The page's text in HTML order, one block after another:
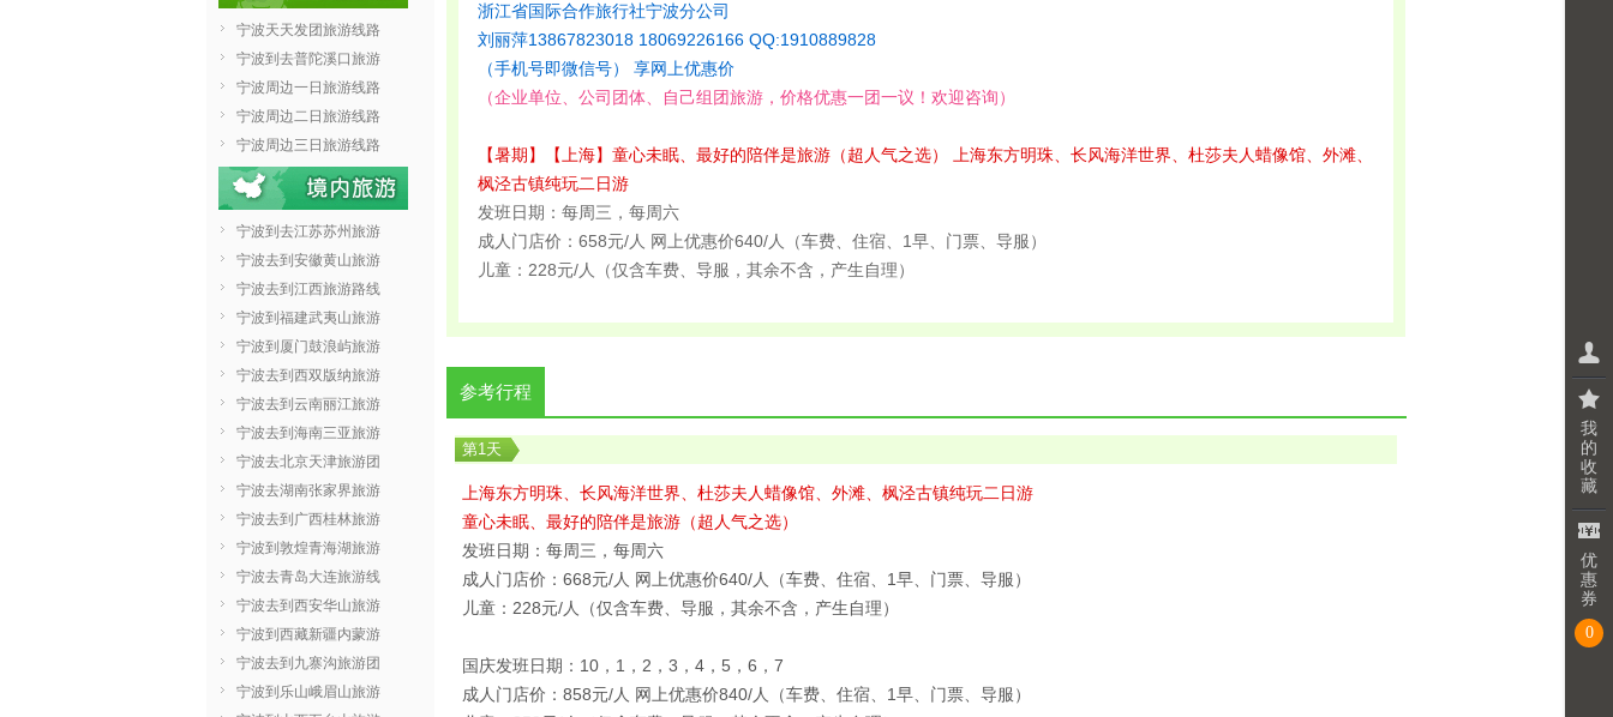
浙江省国际合作旅行社宁波分公司
刘丽萍13867823018 18069226166 QQ:1910889828
（手机号即微信号） 享网上优惠价
（企业单位、公司团体、自己组团旅游，价格优惠一团一议！欢迎咨询）
【暑期】【上海】童心未眠、最好的陪伴是旅游（超人气之选） 上海东方明珠、长风海洋世界、杜莎夫人蜡像馆、外滩、
枫泾古镇纯玩二日游
发班日期：每周三，每周六
成人门店价：658元/人 网上优惠价640/人（车费、住宿、1早、门票、导服）
儿童：228元/人（仅含车费、导服，其余不含，产生自理）
参考行程
第1天
上海东方明珠、长风海洋世界、杜莎夫人蜡像馆、 外滩、枫泾古镇纯玩二日游
童心未眠、最好的陪伴是旅游（超人气之选）
发班日期：每周三，每周六
成人门店价：668元/人 网上优惠价640/人（车费、住宿、1早、门票、导服）
儿童：228元/人（仅含车费、导服，其余不含，产生自理）
国庆发班日期：10，1，2，3，4，5，6，7
成人门店价：858元/人 网上优惠价840/人（车费、住宿、1早、门票、导服）
宁波天天发团旅游线路
宁波到去普陀溪口旅游
宁波周边一日旅游线路
宁波周边二日旅游线路
宁波周边三日旅游线路
宁波到去江苏苏州旅游
宁波去到安徽黄山旅游
宁波去到江西旅游路线
宁波到福建武夷山旅游
宁波到厦门鼓浪屿旅游
宁波去到西双版纳旅游
宁波去到云南丽江旅游
宁波去到海南三亚旅游
宁波去北京天津旅游团
宁波去湖南张家界旅游
宁波去到广西桂林旅游
宁波到敦煌青海湖旅游
宁波去青岛大连旅游线
宁波去到西安华山旅游
宁波到西藏新疆内蒙游
宁波去到九寨沟旅游团
宁波到乐山峨眉山旅游
我
的
收
藏
优
惠
券
0